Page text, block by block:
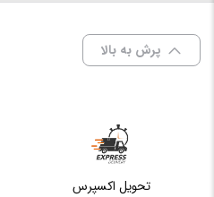
پرش به بالا
تحویل اکسپرس